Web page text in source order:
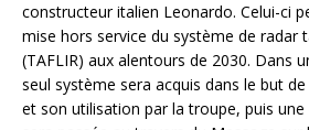
constructeur italien Leonardo. Celui-ci
mise hors service du système de radar
(TAFLIR) aux alentours de 2030. Dans
seul système sera acquis dans le but
et son utilisation par la troupe, puis